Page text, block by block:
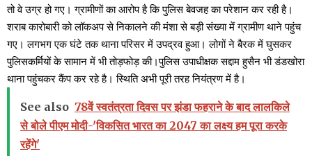
तो वे उग्र हो गए। ग्रामीणों का आरोप है कि पुलिस बेवजह का परेशान कर रही है।
शराब कारोबारी को लॉकअप से निकालने की मंशा से बड़ी संख्या में ग्रामीण थाने पहुंच
गए। लगभग एक घंटे तक थाना परिसर में उपद्रव हुआ। लोगों ने बैरक में घुसकर
पुलिसकर्मियों के सामान में भी तोड़फोड़ की।पुलिस उपाधीक्षक सद्दाम हुसैन भी डंडखोरा
थाना पहुंचकर कैंप कर रहे है। स्थिति अभी पूरी तरह नियंत्रण में है।
See also 78वें स्वतंत्रता दिवस पर झंडा फहराने के बाद लालकिले
से बोले पीएम मोदी-'विकसित भारत का 2047 का लक्ष्य हम पूरा करके
रहेंगे'